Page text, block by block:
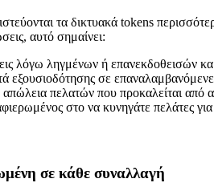
τα δικτυακά tokens
αυτό σημαίνει:
λόγω ληγμένων ή επανεκδοθεισών
εξουσιοδότησης σε
πελατών που προκαλείται από
στο να κυνηγάτε πελάτες
σε κάθε συναλλαγή